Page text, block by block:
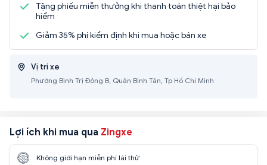
Tặng phiếu miễn thưởng khi thanh toán thiệt hại bảo
hiểm
Giảm 35% phí kiểm định khi mua hoặc bán xe
Vị trí xe
Phường Bình Trị Đông B, Quận Bình Tân, Tp Hồ Chí Minh
Lợi ích khi mua qua Zingxe
Không giới hạn miễn phí lái thử